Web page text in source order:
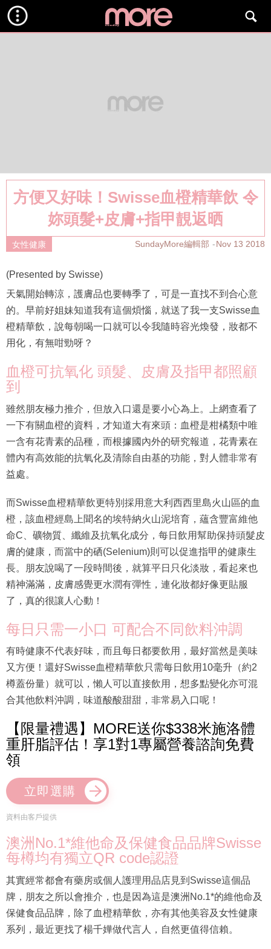
方便又好味！Swisse血橙精華飲 令
妳頭髮+皮膚+指甲靚返晒
女性健康 SundayMore編輯部 Nov 13 2018
(Presented by Swisse)
天氣開始轉涼，護膚品也要轉季了，可是一直找不到合心意
的。早前好姐妹知道我有這個煩惱，就送了我一支Swisse血
橙精華飲，說每朝喝一口就可以令我隨時容光煥發，妝都不
用化，有無咁勁呀？
血橙可抗氧化 頭髮、皮膚及指甲都照顧
到
雖然朋友極力推介，但放入口還是要小心為上。上網查看了
一下有關血橙的資料，才知道大有來頭：血橙是柑橘類中唯
一含有花青素的品種，而根據國內外的研究報道，花青素在
體內有高效能的抗氧化及清除自由基的功能，對人體非常有
益處。
而Swisse血橙精華飲更特別採用意大利西西里島火山區的血
橙，該血橙經島上聞名的埃特納火山泥培育，蘊含豐富維他
命C、礦物質、纖維及抗氧化成分，每日飲用幫助保持頭髮皮
膚的健康，而當中的硒(Selenium)則可以促進指甲的健康生
長。朋友說喝了一段時間後，就算平日只化淡妝，看起來也
精神滿滿，皮膚感覺更水潤有彈性，連化妝都好像更貼服
了，真的很讓人心動！
每日只需一小口 可配合不同飲料沖調
有時健康不代表好味，而且每日都要飲用，最好當然是美味
又方便！還好Swisse血橙精華飲只需每日飲用10毫升（約2
樽蓋份量）就可以，懶人可以直接飲用，想多點變化亦可混
合其他飲料沖調，味道酸酸甜甜，非常易入口呢！
【限量禮遇】MORE送你$338米施洛體
重肝脂評估！享1對1專屬營養諮詢免費
領
立即選購
資料由客戶提供
澳洲No.1*維他命及保健食品品牌Swisse
每樽均有獨立QR code認證
其實經常都會有藥房或個人護理用品店見到Swisse這個品
牌，朋友之所以會推介，也是因為這是澳洲No.1*的維他命及
保健食品品牌，除了血橙精華飲，亦有其他美容及女性健康
系列，最近更找了楊千嬅做代言人，自然更值得信賴。